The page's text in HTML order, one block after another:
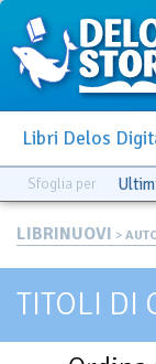
Libri Delos
Sfoglia per
LIBRINUOVI >
TITOLI DI